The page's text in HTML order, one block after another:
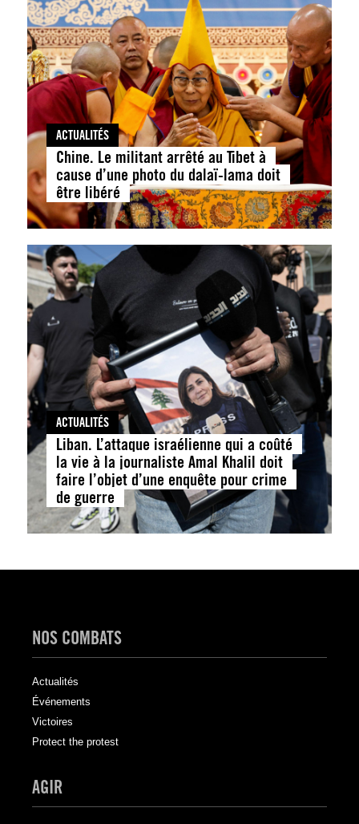
ACTUALITÉS
Chine. Le militant arrêté au Tibet à
cause d’une photo du dalaï-lama doit
être libéré
ACTUALITÉS
Liban. L’attaque israélienne qui a coûté
la vie à la journaliste Amal Khalil doit
faire l’objet d’une enquête pour crime
de guerre
NOS COMBATS
Actualités
Événements
Victoires
Protect the protest
AGIR